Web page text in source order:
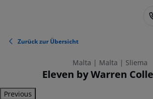
Zurück zur Übersicht
Malta | Malta | Sliema
Eleven by Warren
Previous